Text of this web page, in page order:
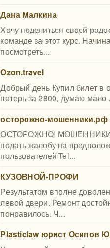
Дана Малкина
Хочу поделиться своей
команде за этот курс.
посмотреть...
Ozon.travel
Добрый день Купил билет в
потерь за 2800, думаю мало
осторожно-мошенники.рф
ОСТОРОЖНО! МОШЕННИКИ
подать жалобу на
пользователей Tel...
КУЗОВНОЙ-ПРОФИ
Результатом вполне
левой двери. Ремонт
понравилось. Ч...
Plasticlaw юрист Осипов